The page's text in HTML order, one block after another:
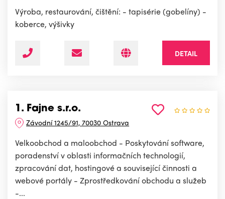
Výroba, restaurování, čištění: - tapisérie (gobelíny) -
koberce, výšivky
DETAIL
1. Fajne s.r.o.
Závodní 1245/91, 70030 Ostrava
Velkoobchod a maloobchod - Poskytování software,
poradenství v oblasti informačních technologií,
zpracování dat, hostingové a související činnosti a
webové portály - Zprostředkování obchodu a služeb
-...